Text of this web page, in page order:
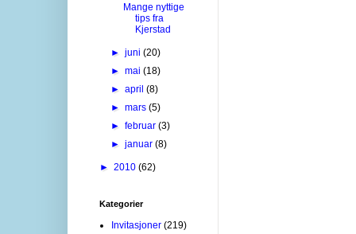
Mange nyttige
tips fra
Kjerstad
►juni(20)
►mai(18)
►april(8)
►mars(5)
►februar(3)
►januar(8)
► 2010 (62)
Kategorier
Invitasjoner (219)